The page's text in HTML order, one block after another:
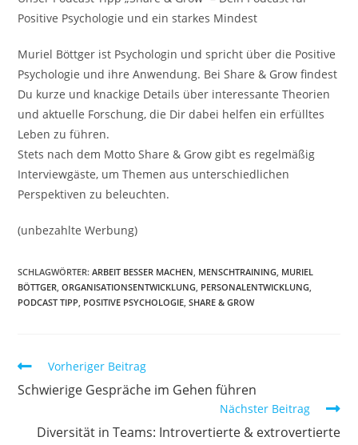
Positive Psychologie und ein starkes Mindest
Muriel Böttger ist Psychologin und spricht über die Positive
Psychologie und ihre Anwendung. Bei Share & Grow findest
Du kurze und knackige Details über interessante Theorien
und aktuelle Forschung, die Dir dabei helfen ein erfülltes
Leben zu führen.
Stets nach dem Motto Share & Grow gibt es regelmäßig
Interviewgäste, um Themen aus unterschiedlichen
Perspektiven zu beleuchten.
(unbezahlte Werbung)
SCHLAGWÖRTER:ARBEIT BESSER MACHEN, MENSCHTRAINING, MURIEL
BÖTTGER, ORGANISATIONSENTWICKLUNG, PERSONALENTWICKLUNG,
PODCAST TIPP, POSITIVE PSYCHOLOGIE, SHARE & GROW
Weitere
Artikel
ansehen
Vorheriger Beitrag
Schwierige Gespräche im Gehen führen
Nächster Beitrag
Diversität in Teams: Introvertierte & extrovertierte